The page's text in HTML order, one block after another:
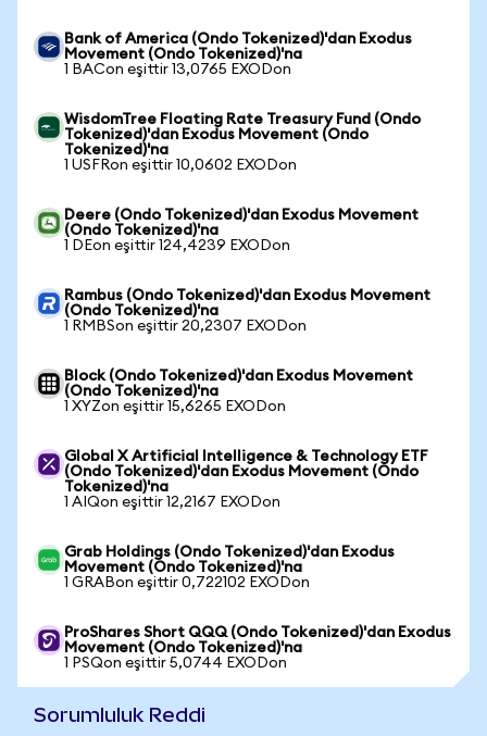
Bank of America (Ondo Tokenized)'dan Exodus
Movement (Ondo Tokenized)'na
1 BACon eşittir 13,0765 EXODon
WisdomTree Floating Rate Treasury Fund (Ondo
Tokenized)'dan Exodus Movement (Ondo
Tokenized)'na
1 USFRon eşittir 10,0602 EXODon
Deere (Ondo Tokenized)'dan Exodus Movement
(Ondo Tokenized)'na
1 DEon eşittir 124,4239 EXODon
Rambus (Ondo Tokenized)'dan Exodus Movement
(Ondo Tokenized)'na
1 RMBSon eşittir 20,2307 EXODon
Block (Ondo Tokenized)'dan Exodus Movement
(Ondo Tokenized)'na
1 XYZon eşittir 15,6265 EXODon
Global X Artificial Intelligence & Technology ETF
(Ondo Tokenized)'dan Exodus Movement (Ondo
Tokenized)'na
1 AIQon eşittir 12,2167 EXODon
Grab Holdings (Ondo Tokenized)'dan Exodus
Movement (Ondo Tokenized)'na
1 GRABon eşittir 0,722102 EXODon
ProShares Short QQQ (Ondo Tokenized)'dan Exodus
Movement (Ondo Tokenized)'na
1 PSQon eşittir 5,0744 EXODon
Sorumluluk Reddi